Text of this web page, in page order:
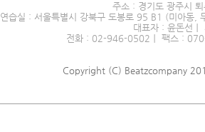
주소 : 경기도 광주시
연습실 : 서울특별시 강북구 도봉로 95 B1 (미아동,
대표자 : 윤돈선
전화 : 02-946-0502｜ 팩스 :
Copyright (C) Beatzcompany